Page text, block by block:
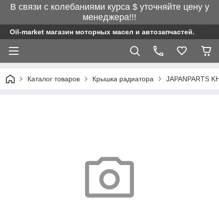
В связи с колебаниями курса $ уточняйте цену у
менеджера!!!
Oil-market магазин моторных масел и автозапчастей.
Каталог товаров Крышка радиатора JAPANPARTS